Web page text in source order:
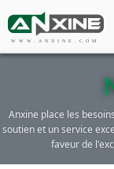
WWW.ANXINE.COM
Anxine place les
soutien et un service
faveur de